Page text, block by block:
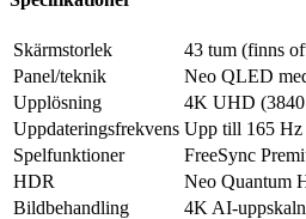
Skärmstorlek
43 tum (finns
Panel/teknik
Neo QLED
Upplösning
4K UHD
Uppdateringsfrekvens Upp till 165 Hz
Spelfunktioner
FreeSync
HDR
Neo Quantum
Bildbehandling
4K AI-